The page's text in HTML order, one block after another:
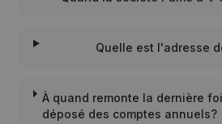
Quelle est l'adresse
À quand remonte la dernière
déposé des comptes annuels?